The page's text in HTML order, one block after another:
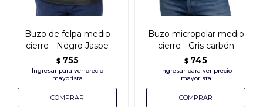
Buzo de felpa medio
cierre - Negro Jaspe
$ 755
Buzo micropolar medio
cierre - Gris carbón
$ 745